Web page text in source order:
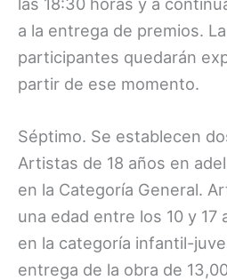
a la entrega de premios.
participantes quedarán
partir de ese momento.
Séptimo. Se establecen
Artistas de 18 años en
en la Categoría General.
una edad entre los 10 y 17
en la categoría infantil-
entrega de la obra de